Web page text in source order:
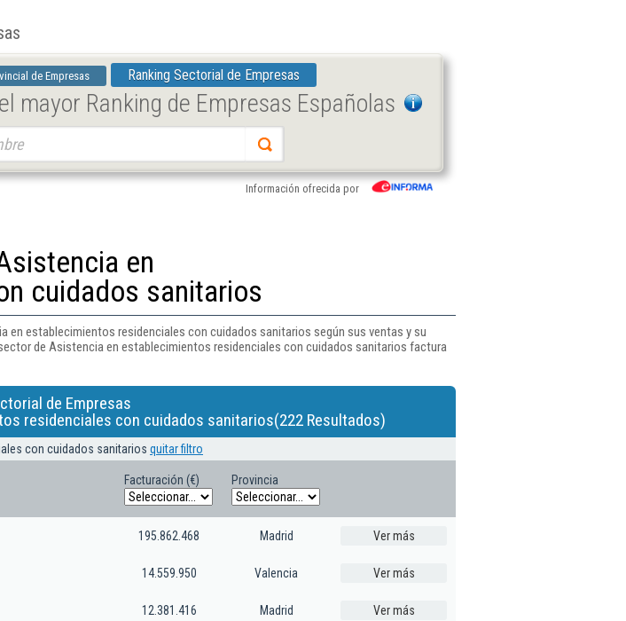
de Empresas Ranking Sectorial de Empresas
mayor Ranking de Empresas Españolas
Información ofrecida por
en
cuidados sanitarios
establecimientos residenciales con cuidados sanitarios según sus ventas y su
de Asistencia en establecimientos residenciales con cuidados sanitarios factura
de Empresas
residenciales con cuidados sanitarios(222 Resultados)
con cuidados sanitarios quitar filtro
Facturación (€) Provincia
195.862.468 Madrid Ver más
14.559.950 Valencia Ver más
12.381.416 Madrid Ver más